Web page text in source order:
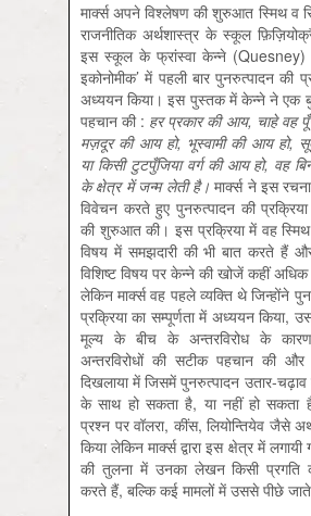
मार्क्स अपने विश्लेषण की शुरुआत स्मिथ व
राजनीतिक अर्थशास्त्र के स्कूल
इस स्कूल के फ्रांस्वा केन्ने (Quesney)
इकोनोमीक’ में पहली बार पुनरुत्पादन की
अध्ययन किया। इस पुस्तक में केन्ने ने एक
पहचान की : हरप्रकारकीआय, चाहेवह
मज़दूरकी आय हो, भूस्वामीकी आय हो,
याकिसीटुटपुँजियावर्गकीआयहो, वह
केक्षेत्रमेंजन्मलेतीहै। मार्क्स ने इस
विवेचन करते हुए पुनरुत्पादन की
की शुरुआत की। इस प्रक्रिया में वह स्मिथ
विषय में समझदारी की भी बात करते हैं
विशिष्ट विषय पर केन्ने की खोजें कहीं
लेकिन मार्क्स वह पहले व्यक्ति थे जिन्होंने
प्रक्रिया का सम्पूर्णता में अध्ययन किया,
मूल्य के बीच के अन्तरविरोध के
अन्तरविरोधों की सटीक पहचान की और
दिखलाया में जिसमें पुनरुत्पादन उतार-
के साथ हो सकता है, या नहीं हो सकता
प्रश्न पर वॉलरा, कींस, लियोन्तियेव जैसे
किया लेकिन मार्क्स द्वारा इस क्षेत्र में
की तुलना में उनका लेखन किसी प्रगति
करते हैं, बल्कि कई मामलों में उससे पीछे